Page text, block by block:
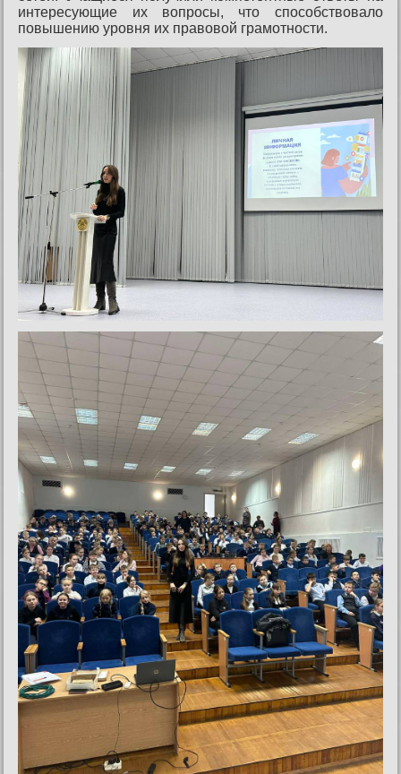
интересующие их вопросы, что способствовало
повышению уровня их правовой грамотности.